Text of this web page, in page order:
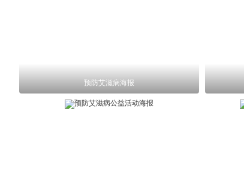
预防艾滋病海报